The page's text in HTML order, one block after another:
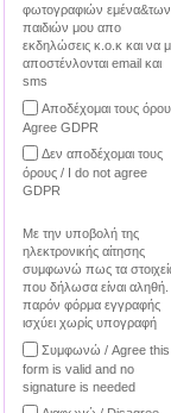
φωτογραφιών εμένα&των
παιδιών μου απο
εκδηλώσεις κ.ο.κ και να
αποστένλονται email και
sms
Αποδέχομαι τους
Agree GDPR
Δεν αποδέχομαι τους
όρους / I do not agree
GDPR
Με την υποβολή της
ηλεκτρονικής αίτησης
συμφωνώ πως τα
που δήλωσα είναι
παρόν φόρμα εγγραφής
ισχύει χωρίς υπογραφή
Συμφωνώ / Agree this
form is valid and no
signature is needed